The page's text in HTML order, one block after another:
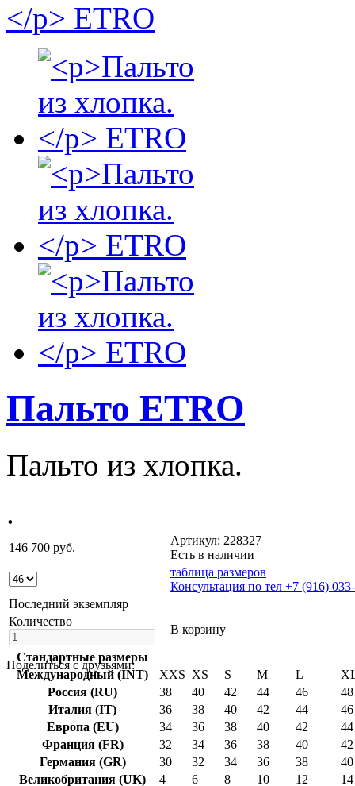
Пальто ETRO
Пальто из хлопка.
.
146 700 руб.
Артикул: 228327
Есть в наличии
таблица размеров
Консультация по тел +7 (916)
Последний экземпляр
Количество
В корзину
Поделиться с друзьями:
Стандартные размеры
Международный (INT)
XXS XS S M L
Россия (RU)
38 40 42 44 46
48
Италия (IT)
36 38 40 42 44
46
Европа (EU)
34 36 38 40 42
44
Франция (FR)
32 34 36 38 40
42
Германия (GR)
30 32 34 36 38
40
Великобритания (UK)
4 6 8 10 12
14